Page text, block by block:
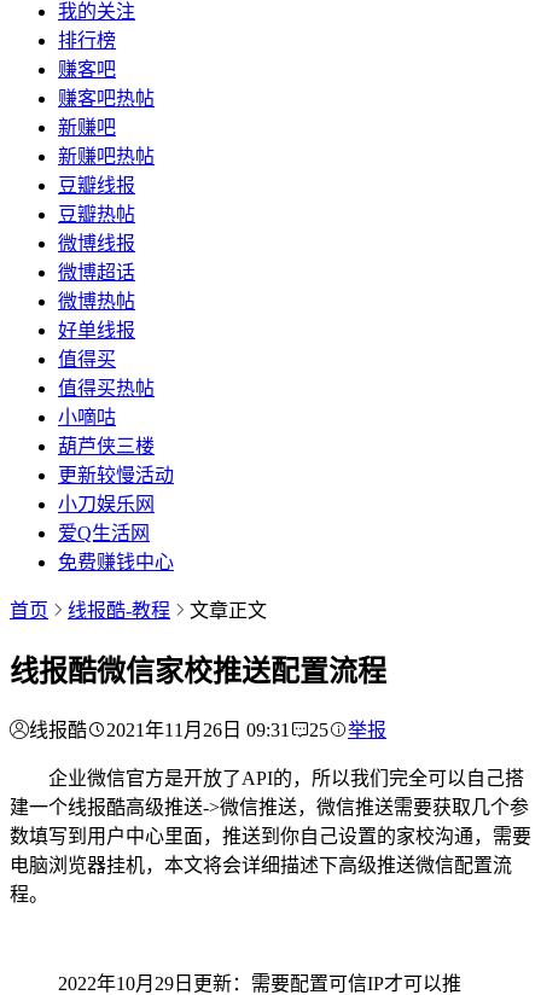
我的关注
排行榜
赚客吧
赚客吧热帖
新赚吧
新赚吧热帖
豆瓣线报
豆瓣热帖
微博线报
微博超话
微博热帖
好单线报
值得买
值得买热帖
小嘀咕
葫芦侠三楼
更新较慢活动
小刀娱乐网
爱Q生活网
免费赚钱中心
首页 线报酷-教程 文章正文
线报酷微信家校推送配置流程
线报酷 2021年11月26日 09:31 25 举报
企业微信官方是开放了API的，所以我们完全可以自己搭
建一个线报酷高级推送->微信推送，微信推送需要获取几个参
数填写到用户中心里面，推送到你自己设置的家校沟通，需要
电脑浏览器挂机，本文将会详细描述下高级推送微信配置流
程。
2022年10月29日更新：需要配置可信IP才可以推